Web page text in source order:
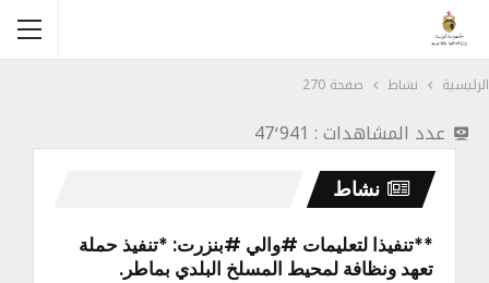
الرئيسية نشاط صفحة 270
عدد المشاهدات : 47٬941
نشاط
**تنفيذا لتعليمات #والي #بنزرت: *تنفيذ حملة
تعهد ونظافة لمحيط المسلخ البلدي بماطر.